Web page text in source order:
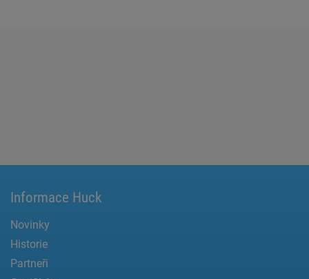
Informace Huck
Novinky
Historie
Partneři